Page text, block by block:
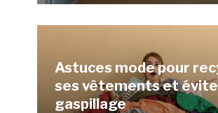
Astuces mode pour
ses vêtements et
gaspillage